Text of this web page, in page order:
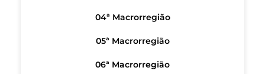
04ª Macrorregião
05ª Macrorregião
06ª Macrorregião